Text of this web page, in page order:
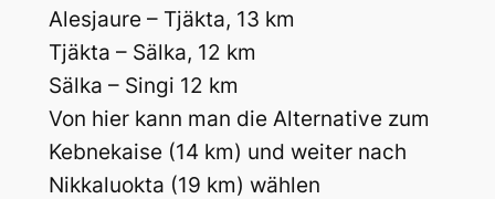
Alesjaure – Tjäkta, 13 km
Tjäkta – Sälka, 12 km
Sälka – Singi 12 km
Von hier kann man die Alternative zum
Kebnekaise (14 km) und weiter nach
Nikkaluokta (19 km) wählen